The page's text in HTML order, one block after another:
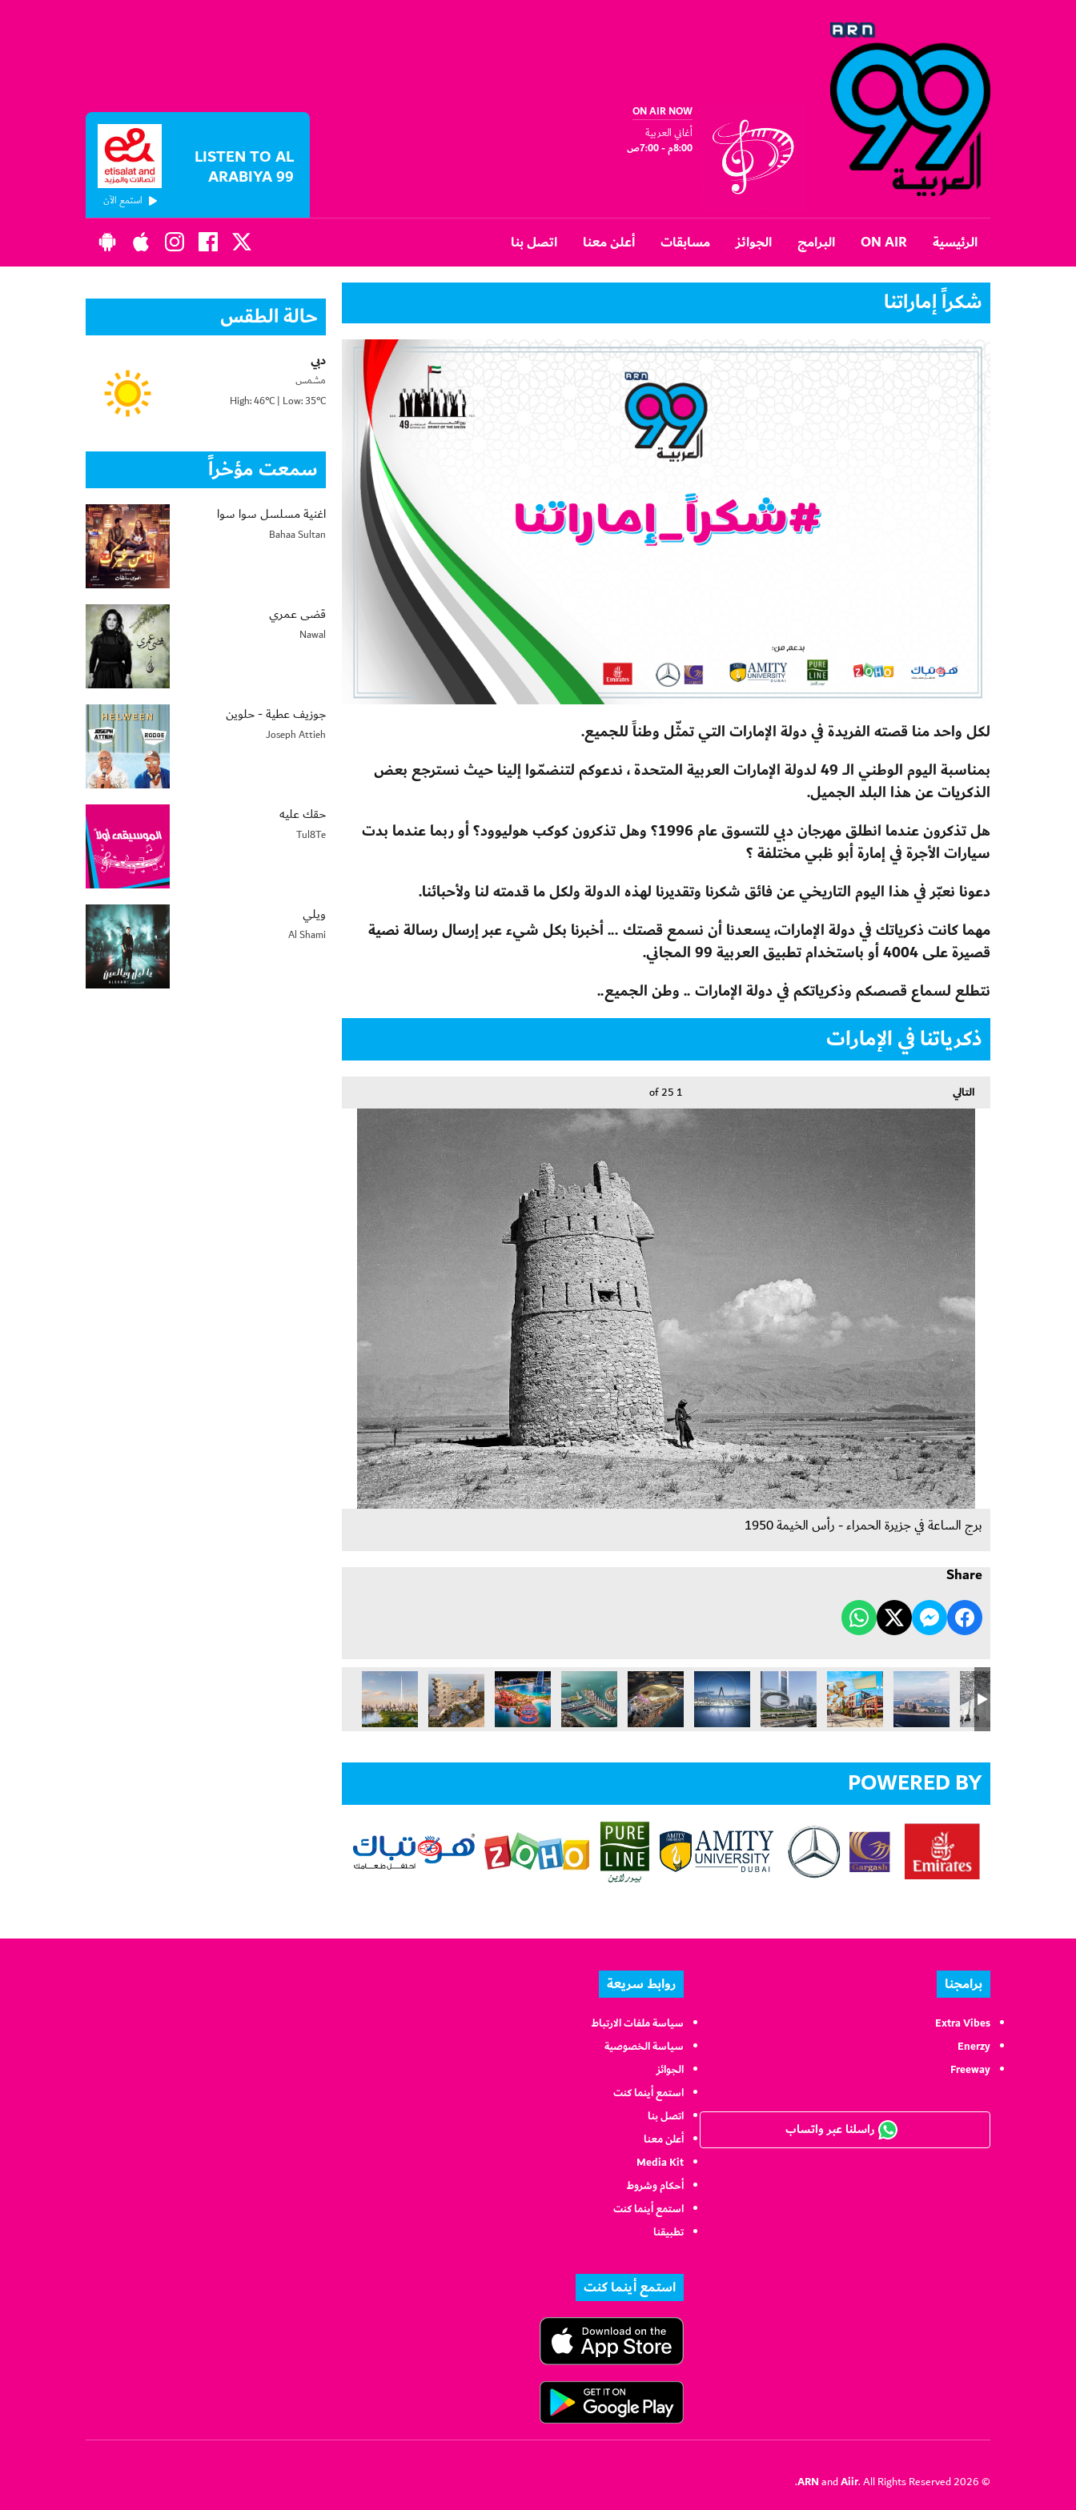
ON AIR NOW
أغاني العربية
8:00م - 7:00ص LISTEN TO AL
ARABIYA 99
استمع الآن
الرئيسية ON AIR البرامج الجوائز مسابقات أعلن معنا اتصل بنا
شكراً إماراتنا
لكل واحد منا قصته الفريدة في دولة الإمارات التي تمثّل وطناً للجميع.
بمناسبة اليوم الوطني الــ 49 لدولة الإمارات العربية المتحدة ، ندعوكم لتنضمّوا إلينا حيث نسترجع بعض
الذكريات عن هذا البلد الجميل.
هل تذكرون عندما انطلق مهرجان دبي للتسوق عام 1996؟ وهل تذكرون كوكب هوليوود؟ أو ربما عندما بدت
سيارات الأجرة في إمارة أبو ظبي مختلفة ؟
دعونا نعبّر في هذا اليوم التاريخي عن فائق شكرنا وتقديرنا لهذه الدولة ولكل ما قدمته لنا ولأحبائنا.
مهما كانت ذكرياتك في دولة الإمارات، يسعدنا أن نسمع قصتك ... أخبرنا بكل شيء عبر إرسال رسالة نصية
قصيرة على 4004 أو باستخدام تطبيق العربية 99 المجاني.
نتطلع لسماع قصصكم وذكرياتكم في دولة الإمارات .. وطن الجميع..
ذكرياتنا في الإمارات
التالي 1
برج الساعة في جزيرة الحمراء - رأس الخيمة 1950
Share
POWERED BY
حالة الطقس
دبي
مشمس
High: 46°C | Low: 35°C
سمعت مؤخراً
اغنية مسلسل سوا سوا
Bahaa Sultan
قضى عمري
Nawal
جوزيف عطية - حلوين
Joseph Attieh
حقك عليه
Tul8Te
ويلي
Al Shami
برامجنا
Extra Vibes
Enerzy
Freeway
راسلنا عبر واتساب
روابط سريعة
سياسة ملفات الارتباط
سياسة الخصوصية
الجوائز
استمع أينما كنت
اتصل بنا
أعلن معنا
Media Kit
أحكام وشروط
استمع أينما كنت
تطبيقنا
استمع أينما كنت
© 2026
ARNandAiir. All Rights Reserved.